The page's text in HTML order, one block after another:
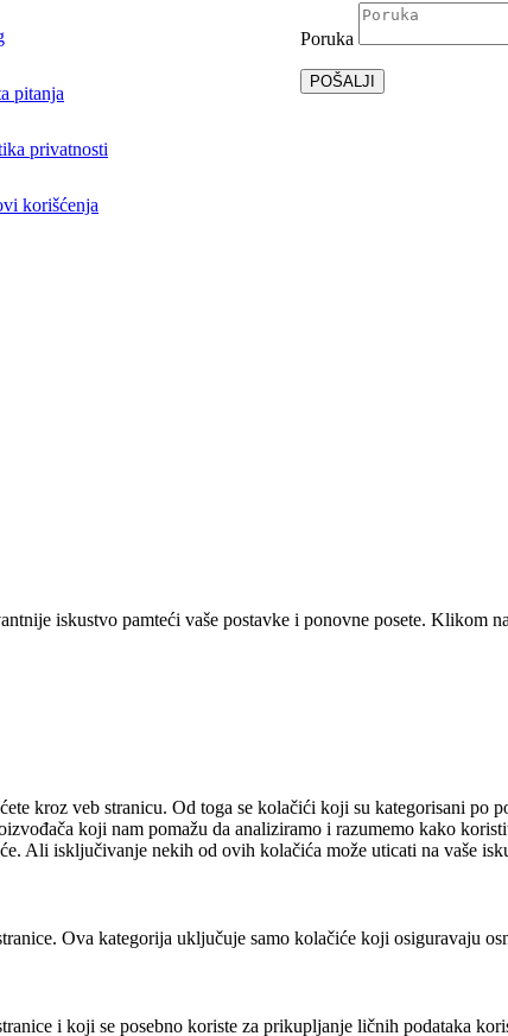
pitanja
privatnosti
korišćenja
Poruka
POŠALJI
iskustvo pamteći vaše postavke i ponovne posete. Klikom
kroz veb stranicu. Od toga se kolačići koji su kategorisani po
koji nam pomažu da analiziramo i razumemo kako
Ali isključivanje nekih od ovih kolačića može uticati na vaše
Ova kategorija uključuje samo kolačiće koji osiguravaju
i koji se posebno koriste za prikupljanje ličnih podataka